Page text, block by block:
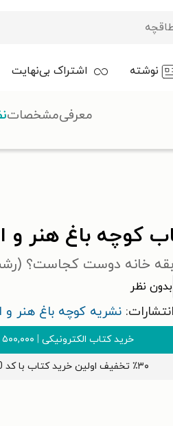
نوشته اشتراک بی‌نهایت
کوچه باغ هنر و اندیشه ـ
خانه دوست کجاست؟
بدون نظر
انتشارات: نشریه کوچه باغ هنر و
خرید کتاب الکترونیکی | ۵۰۰,۰۰۰
٪۳۰ تخفیف اولین خرید کتاب با کد
معرفیمشخصات